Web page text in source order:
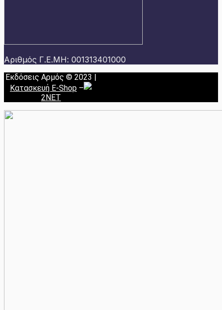
Αριθμός Γ.Ε.ΜΗ: 001313401000
Εκδόσεις Αρμός © 2023 |
Κατασκευή E-Shop –
2NET